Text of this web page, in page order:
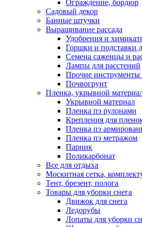
Ограждение, бордюр
Садовый декор
Банные штучки
Выращивание рассада
Удобрения и
Горшки и подставки
Семена саженцы и
Лампы для расстений
Прочие инструменты
Почвогрунт
Пленка, укрывной
Укрывной материал
Пленка пэ рулонами
Крепления для
Пленка пэ
Пленка пэ метражом
Парник
Поликарбонат
Все для отдыха
Москитная сетка,
Тент, брезент, полога
Товары для уборки снега
Движок для снега
Ледорубы
Лопаты для уборки